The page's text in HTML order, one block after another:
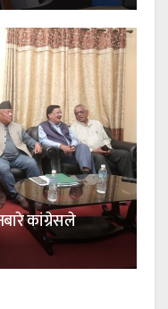
कांग्रेसले